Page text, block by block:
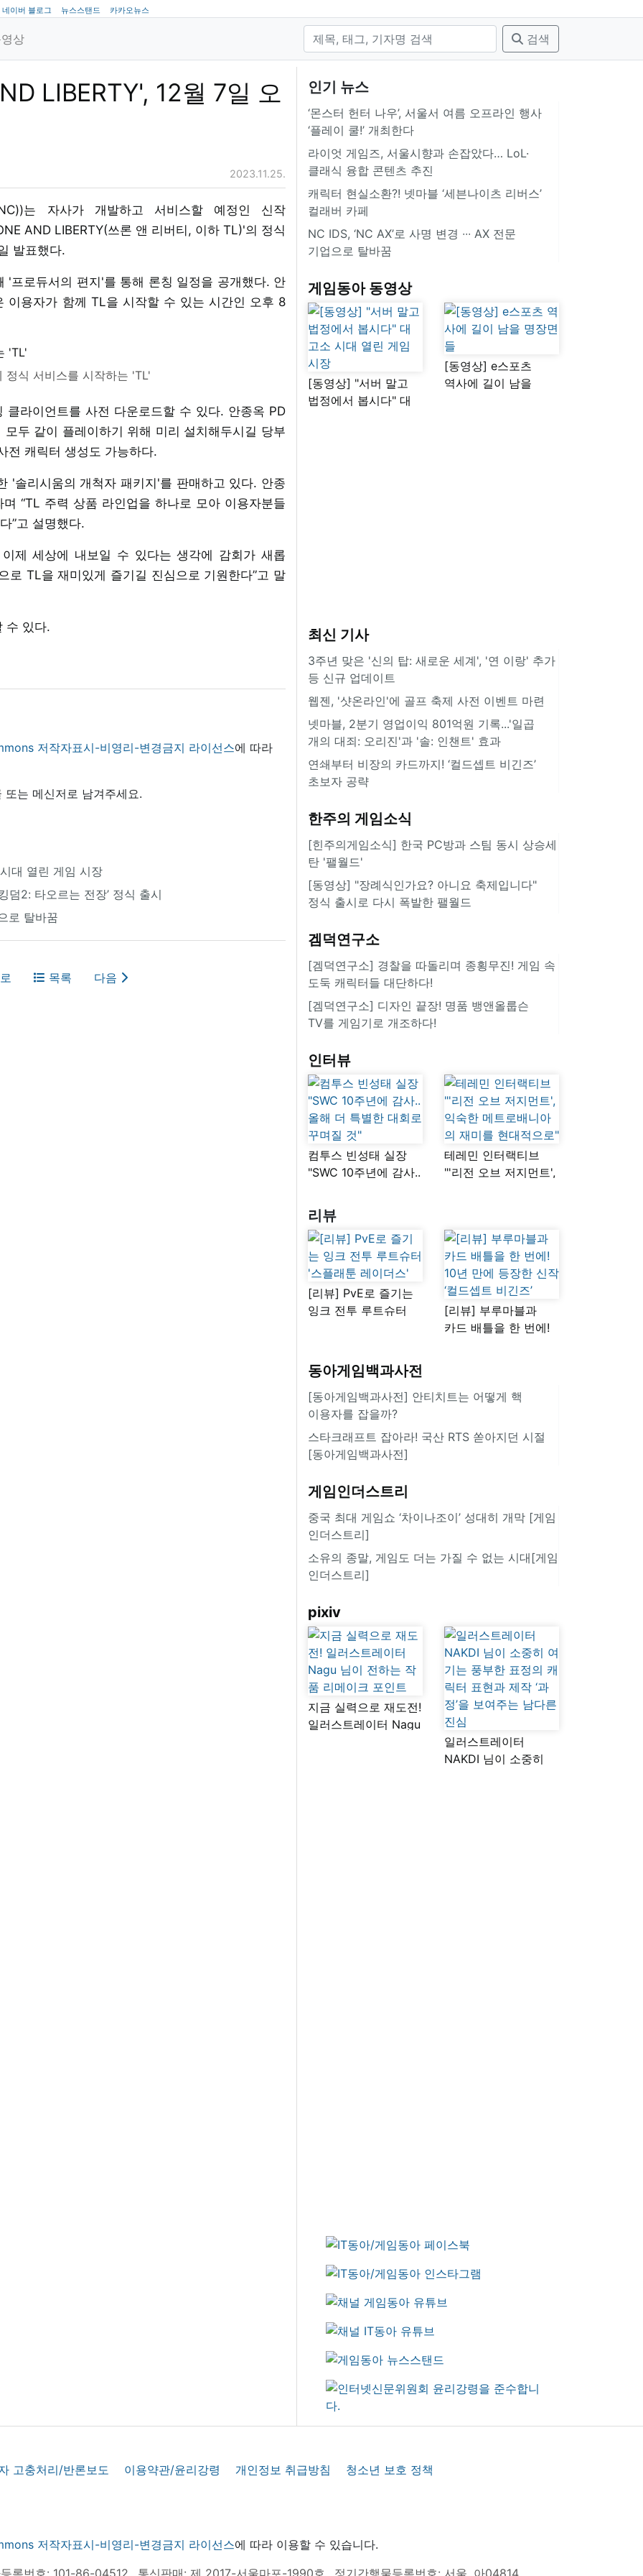
네이버 블로그 뉴스스탠드 카카오뉴스
상 검색
LIBERTY', 12월 7일 오
2023.11.25.
는 자사가 개발하고 서비스할 예정인 신작
AND LIBERTY(쓰론 앤 리버티, 이하 TL)'의 정식
발표했다.
'프로듀서의 편지'를 통해 론칭 일정을 공개했다. 안
이용자가 함께 TL을 시작할 수 있는 시간인 오후 8
정식 서비스를 시작하는 'TL'
라이언트를 사전 다운로드할 수 있다. 안종옥 PD
두 같이 플레이하기 위해 미리 설치해두시길 당부
전 캐릭터 생성도 가능하다.
'솔리시움의 개척자 패키지'를 판매하고 있다. 안종
“TL 주력 상품 라인업을 하나로 모아 이용자분들
”고 설명했다.
제 세상에 내보일 수 있다는 생각에 감회가 새롭
로 TL을 재미있게 즐기길 진심으로 기원한다”고 말
수 있다.
저작자표시-비영리-변경금지 라이선스에 따라
또는 메신저로 남겨주세요.
대 열린 게임 시장
덤2: 타오르는 전장’ 정식 출시
로 탈바꿈
목록 다음
인기 뉴스
‘몬스터 헌터 나우’, 서울서 여름 오프라인 행사
‘플레이 쿨!’ 개최한다
라이엇 게임즈, 서울시향과 손잡았다… LoL·
클래식 융합 콘텐츠 추진
캐릭터 현실소환?! 넷마블 ‘세븐나이츠 리버스’
컬래버 카페
NC IDS, ‘NC AX’로 사명 변경 ∙∙∙ AX 전문
기업으로 탈바꿈
게임동아 동영상
[동영상] "서버 말고
법정에서 봅시다" 대
[동영상] e스포츠
역사에 길이 남을
최신 기사
3주년 맞은 '신의 탑: 새로운 세계', '연 이랑' 추가
등 신규 업데이트
웹젠, '샷온라인'에 골프 축제 사전 이벤트 마련
넷마블, 2분기 영업이익 801억원 기록...'일곱
개의 대죄: 오리진'과 '솔: 인챈트' 효과
연쇄부터 비장의 카드까지! ‘컬드셉트 비긴즈’
초보자 공략
한주의 게임소식
[힌주의게임소식] 한국 PC방과 스팀 동시 상승세
탄 '팰월드'
[동영상] "장례식인가요? 아니요 축제입니다"
정식 출시로 다시 폭발한 팰월드
겜덕연구소
[겜덕연구소] 경찰을 따돌리며 종횡무진! 게임 속
도둑 캐릭터들 대단하다!
[겜덕연구소] 디자인 끝장! 명품 뱅앤올룹슨
TV를 게임기로 개조하다!
인터뷰
컴투스 빈성태 실장
"SWC 10주년에 감사..
꾸며질 것"
테레민 인터랙티브
"'리전 오브 저지먼트',
리뷰
[리뷰] PvE로 즐기는
잉크 전투 루트슈터
[리뷰] 부루마블과
카드 배틀을 한 번에!
동아게임백과사전
[동아게임백과사전] 안티치트는 어떻게 핵
이용자를 잡을까?
스타크래프트 잡아라! 국산 RTS 쏟아지던 시절
[동아게임백과사전]
게임인더스트리
중국 최대 게임쇼 ‘차이나조이’ 성대히 개막 [게임
인더스트리]
소유의 종말, 게임도 더는 가질 수 없는 시대[게임
인더스트리]
pixiv
지금 실력으로 재도전!
일러스트레이터 Nagu
일러스트레이터
NAKDI 님이 소중히
고충처리/반론보도 이용약관/윤리강령 개인정보 취급방침 청소년 보호 정책
저작자표시-비영리-변경금지 라이선스에 따라 이용할 수 있습니다.
록번호: 101-86-04512
통신판매: 제 2017-서울마포-1990호 정기간행물등록번호: 서울, 아04814